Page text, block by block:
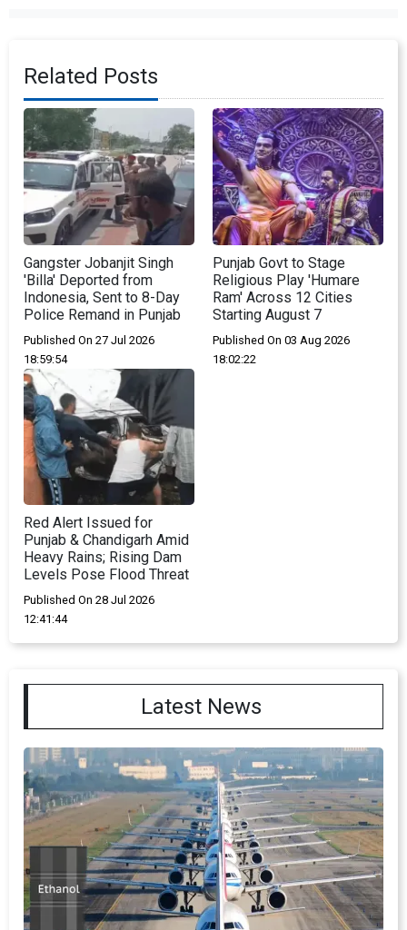
Related Posts
Gangster Jobanjit Singh
'Billa' Deported from
Indonesia, Sent to 8-Day
Police Remand in Punjab
Published On 27 Jul 2026
18:59:54
Punjab Govt to Stage
Religious Play 'Humare
Ram' Across 12 Cities
Starting August 7
Published On 03 Aug 2026
18:02:22
Red Alert Issued for
Punjab & Chandigarh Amid
Heavy Rains; Rising Dam
Levels Pose Flood Threat
Published On 28 Jul 2026
12:41:44
Latest News